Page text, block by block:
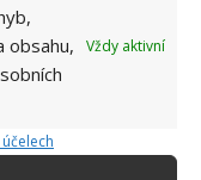
obsahu,
Vždy aktivní
systému bude o